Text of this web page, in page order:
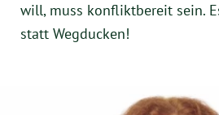
will, muss konfliktbereit sein.
statt Wegducken!